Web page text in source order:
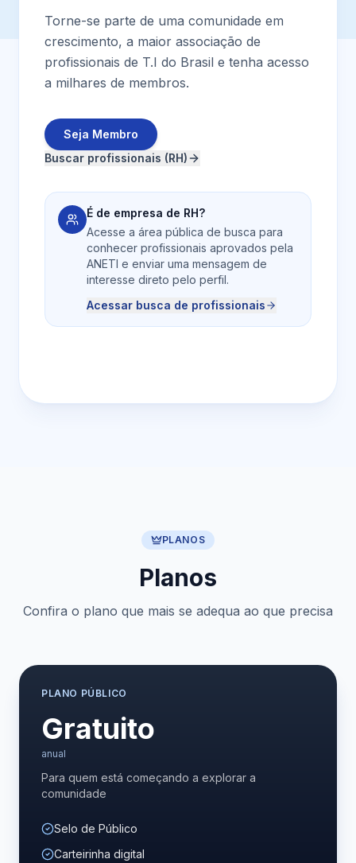
Torne-se parte de uma comunidade em
crescimento, a maior associação de
profissionais de T.I do Brasil e tenha acesso
a milhares de membros.
Seja Membro
Buscar profissionais (RH)
É de empresa de RH?
Acesse a área pública de busca para
conhecer profissionais aprovados pela
ANETI e enviar uma mensagem de
interesse direto pelo perfil.
Acessar busca de profissionais
PLANOS
Planos
Confira o plano que mais se adequa ao que precisa
PLANO PÚBLICO
Gratuito
anual
Para quem está começando a explorar a
comunidade
Selo de Público
Carteirinha digital